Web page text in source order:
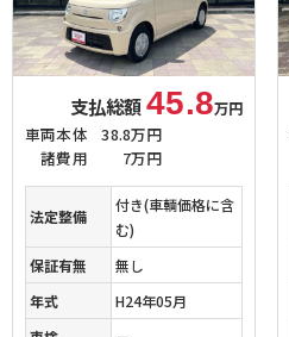
支払総額45.8万円
車両本体
38.8万円
諸費用
7万円
法定整備
付き(車輌価格に含
む)
保証有無
無し
年式
H24年05月